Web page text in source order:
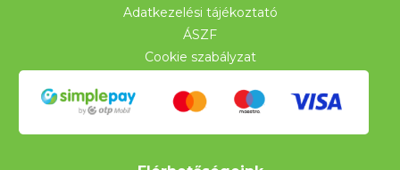
Adatkezelési tájékoztató
ÁSZF
Cookie szabályzat